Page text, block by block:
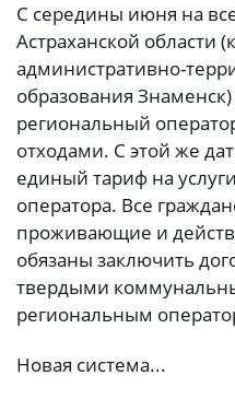
С середины июня на
Астраханской области
административно-
образования
региональный
отходами. С этой же
единый тариф на
оператора. Все
проживающие и
обязаны заключить
твердыми
региональным
Новая система...